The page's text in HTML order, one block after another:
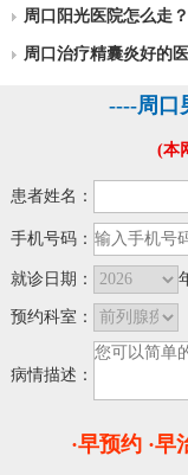
周口阳光医院怎么走
周口治疗精囊炎好的
----周口
(本
患者姓名：
手机号码：
就诊日期：
预约科室：
病情描述：
·早预约 ·早